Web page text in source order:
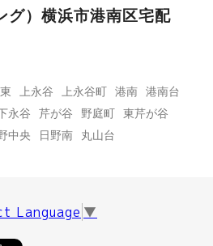
グ）横浜市港南区宅配
上永谷 上永谷町 港南
港南台
永谷 芹が谷 野庭町
東芹が谷
中央 日野南 丸山台
Language ▼